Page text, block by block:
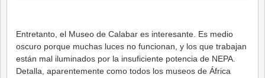
Entretanto, el Museo de Calabar es interesante. Es medio
oscuro porque muchas luces no funcionan, y los que trabajan
están mal iluminados por la insuficiente potencia de NEPA.
Detalla, aparentemente como todos los museos de África